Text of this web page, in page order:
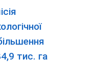
тис. га